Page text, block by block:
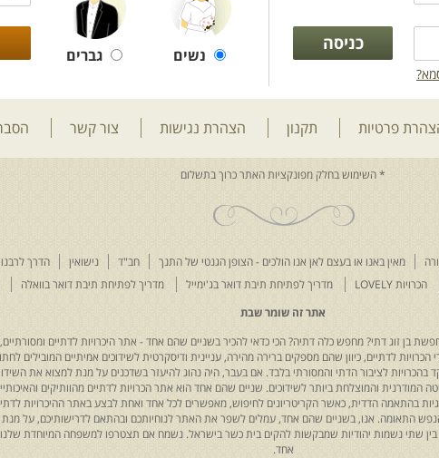
נשים גברים
פרטיות תקנון הצהרת נגישות צור קשר
מאין באנו או בעצם לאן אנו הולכים - הצופן הגנטי של התנך חב"ד נישואין הדרך
הכרויות LOVELY מדריך לפתיחת תיבת דואר בג'ימייל מדריך לפתיחת תיבת דואר בוואלה
אתר זה שומר שבת
בן זוג דתי? מחפש כלה דתיה? הכי כדאי להכיר בשניים שהם אחד - אתר היכרויות לדתיים
לדתיים, כיוון שהם מספקים ברירה מהירה, עניינית ודיסקרטית לשידוכים אמיתיים המובילים
בהכרויות לציבור הדתי והמסורתי בלבד. אם בעבר, היה נהוג להיעזר בשדכנים על מנת למצוא את
המודרנית והמוצלחת ביותר לשידוכים. שניים שהם אחד הוא אתר הכרויות לדתיים מהוותיקים
בהתאמה הדדית, כאשר הקריטריונים לחיפוש, מאפשרים לכל אחד ואחת לבצע באתר ההיכרויות
התאומה. אנו, בשניים שהם אחד, עמלים לשפר את האתר לנוחיותכם ובהתאם לדרישותיכם, על מנת
בין שתי נשמות יהודיות שמבקשות להקים בית כשר בישראל. נשמח אם תצטרפו למשפחה המיוחדת
אחד.